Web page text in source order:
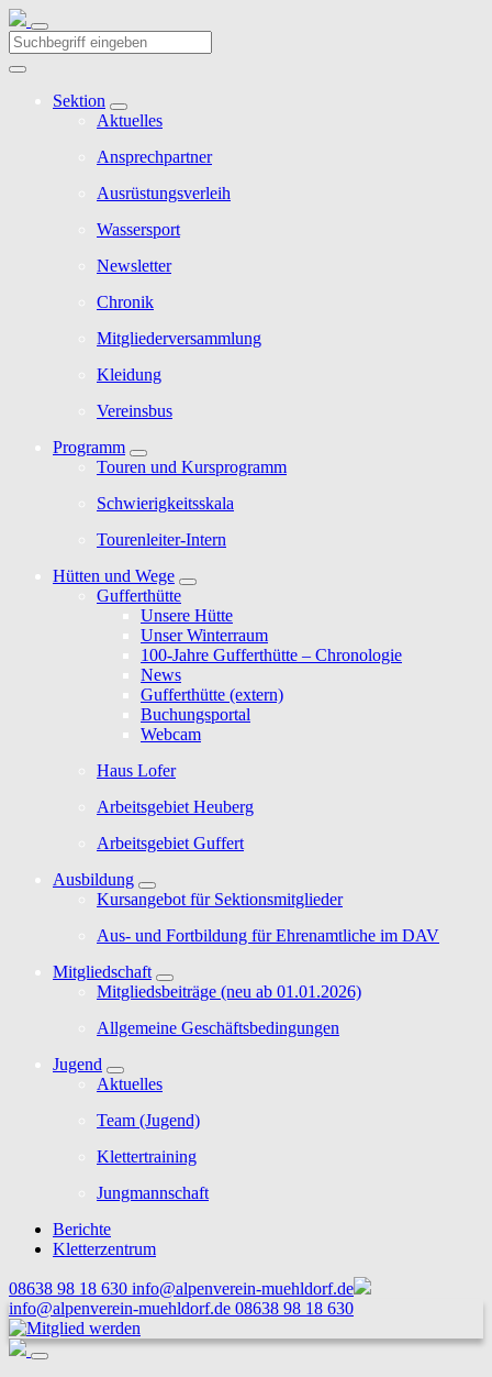
Sektion
Aktuelles
Ansprechpartner
Ausrüstungsverleih
Wassersport
Newsletter
Chronik
Mitgliederversammlung
Kleidung
Vereinsbus
Programm
Touren und Kursprogramm
Schwierigkeitsskala
Tourenleiter-Intern
Hütten und Wege
Gufferthütte
Unsere Hütte
Unser Winterraum
100-Jahre Gufferthütte – Chronologie
News
Gufferthütte (extern)
Buchungsportal
Webcam
Haus Lofer
Arbeitsgebiet Heuberg
Arbeitsgebiet Guffert
Ausbildung
Kursangebot für Sektionsmitglieder
Aus- und Fortbildung für Ehrenamtliche im DAV
Mitgliedschaft
Mitgliedsbeiträge (neu ab 01.01.2026)
Allgemeine Geschäftsbedingungen
Jugend
Aktuelles
Team (Jugend)
Klettertraining
Jungmannschaft
Berichte
Kletterzentrum
08638 98 18 630 info@alpenverein-muehldorf.de
info@alpenverein-muehldorf.de 08638 98 18 630